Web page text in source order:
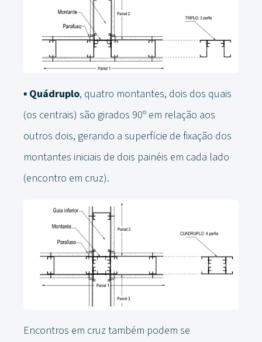
▪ Quádruplo, quatro montantes, dois dos quais
(os centrais) são girados 90º em relação aos
outros dois, gerando a superfície de fixação dos
montantes iniciais de dois painéis em cada lado
(encontro em cruz).
Encontros em cruz também podem se